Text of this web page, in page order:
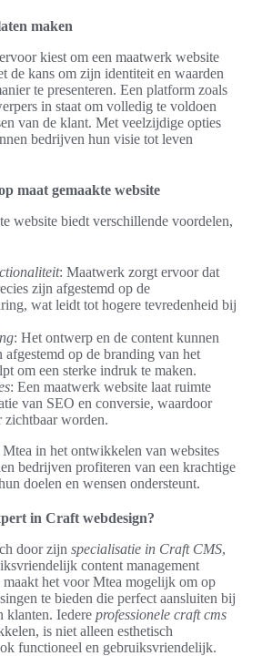
maken
kiest om een maatwerk website
de kans om zijn identiteit en waarden
te presenteren. Een platform zoals
in staat om volledig te voldoen
van de klant. Met veelzijdige opties
bedrijven hun visie tot leven
maat gemaakte website
website biedt verschillende voordelen,
: Maatwerk zorgt ervoor dat
zijn afgestemd op de
wat leidt tot hogere tevredenheid bij
: Het ontwerp en de content kunnen
afgestemd op de branding van het
om een sterke indruk te maken.
: Een maatwerk website laat ruimte
van SEO en conversie, waardoor
zichtbaar worden.
in het ontwikkelen van websites
bedrijven profiteren van een krachtige
doelen en wensen ondersteunt.
in Craft webdesign?
door zijn specialisatie in Craft CMS,
content management
maakt het voor Mtea mogelijk om op
te bieden die perfect aansluiten bij
klanten. Iedere professionele craft cms
is niet alleen esthetisch
functioneel en gebruiksvriendelijk.